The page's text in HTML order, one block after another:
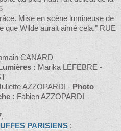
Mise en scène lumineuse de
que Wilde aurait aimé cela." RUE
CANARD
: Marika LEFEBRE -
AZZOPARDI - Photo
: Fabien AZZOPARDI
,
PARISIENS :